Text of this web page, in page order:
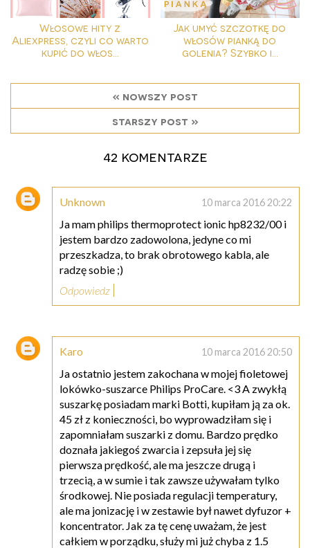
Włosowe hity z
Aliexpress, czyli co warto
kupić do włos...
Jak umyć szczotkę do
włosów pianką do
golenia? Szybko i...
« nowszy post
starszy post »
42 komentarze
Unknown 10 marca 2016 20:22
Ja mam philips thermoprotect ionic hp8232/00 i
jestem bardzo zadowolona, jedyne co mi
przeszkadza, to brak obrotowego kabla, ale
radzę sobie ;)
Odpowiedz
Karo 10 marca 2016 20:50
Ja ostatnio jestem zakochana w mojej fioletowej
lokówko-suszarce Philips ProCare. <3 A zwykłą
suszarkę posiadam marki Botti, kupiłam ją za ok.
45 zł z konieczności, bo wyprowadziłam się i
zapomniałam suszarki z domu. Bardzo prędko
doznała jakiegoś zwarcia i zepsuła jej się
pierwsza prędkość, ale ma jeszcze drugą i
trzecią, a w sumie i tak zawsze używałam tylko
środkowej. Nie posiada regulacji temperatury,
ale ma jonizację i w zestawie był nawet dyfuzor +
koncentrator. Jak za tę cenę uważam, że jest
całkiem w porządku, służy mi już chyba z 1.5